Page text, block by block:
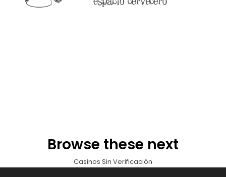
Browse these next
Casinos Sin Verificación